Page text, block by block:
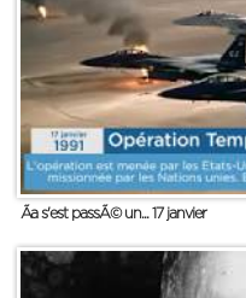
Ãa s'est passÃ© un... 17 janvier